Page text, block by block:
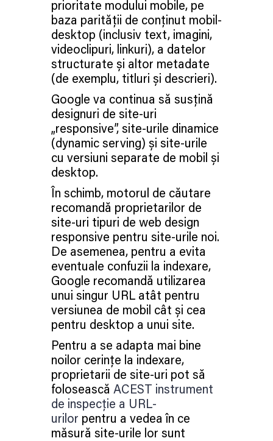
prioritate modului mobile, pe
baza parității de conținut mobil-
desktop (inclusiv text, imagini,
videoclipuri, linkuri), a datelor
structurate și altor metadate
(de exemplu, titluri și descrieri).
Google va continua să susțină
designuri de site-uri
„responsive”, site-urile dinamice
(dynamic serving) și site-urile
cu versiuni separate de mobil și
desktop.
În schimb, motorul de căutare
recomandă proprietarilor de
site-uri tipuri de web design
responsive pentru site-urile noi.
De asemenea, pentru a evita
eventuale confuzii la indexare,
Google recomandă utilizarea
unui singur URL atât pentru
versiunea de mobil cât și cea
pentru desktop a unui site.
Pentru a se adapta mai bine
noilor cerințe la indexare,
proprietarii de site-uri pot să
folosească ACEST instrument
de inspecție a URL-
urilor pentru a vedea în ce
măsură site-urile lor sunt